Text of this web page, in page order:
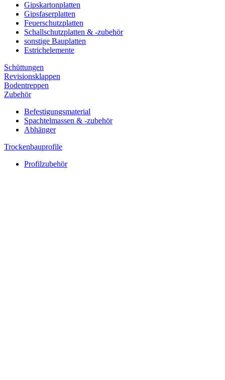
Gipskartonplatten
Gipsfaserplatten
Feuerschutzplatten
Schallschutzplatten & -zubehör
sonstige Bauplatten
Estrichelemente
Schüttungen
Revisionsklappen
Bodentreppen
Zubehör
Befestigungsmaterial
Spachtelmassen & -zubehör
Abhänger
Trockenbauprofile
Profilzubehör